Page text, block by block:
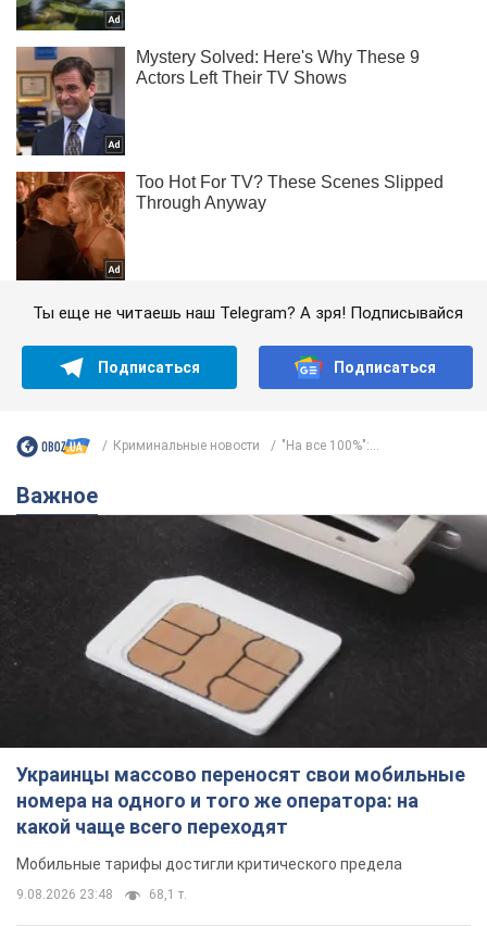
Ты еще не читаешь наш Telegram? А зря! Подписывайся
Подписаться Подписаться
Криминальные новости "На все 100%":...
Важное
Украинцы массово переносят свои мобильные
номера на одного и того же оператора: на
какой чаще всего переходят
Мобильные тарифы достигли критического предела
9.08.2026 23:48 68,1 т.